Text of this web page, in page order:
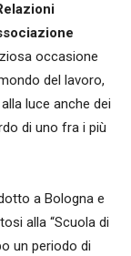
occasione
del lavoro,
luce anche dei
di uno fra i più
a Bologna e
alla “Scuola di
un periodo di